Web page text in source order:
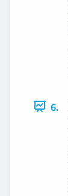
6.